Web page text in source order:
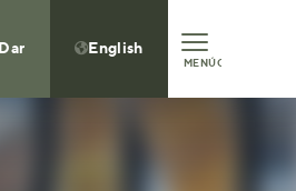
Dar  English
MENÚCLOSE